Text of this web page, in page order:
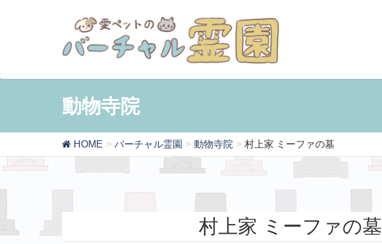
動物寺院
HOME バーチャル霊園 動物寺院 村上家 ミーファの墓
村上家 ミーファの墓